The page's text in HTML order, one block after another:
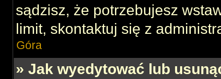
sądzisz, że potrzebujesz
limit, skontaktuj się z
Góra
» Jak wyedytować lub